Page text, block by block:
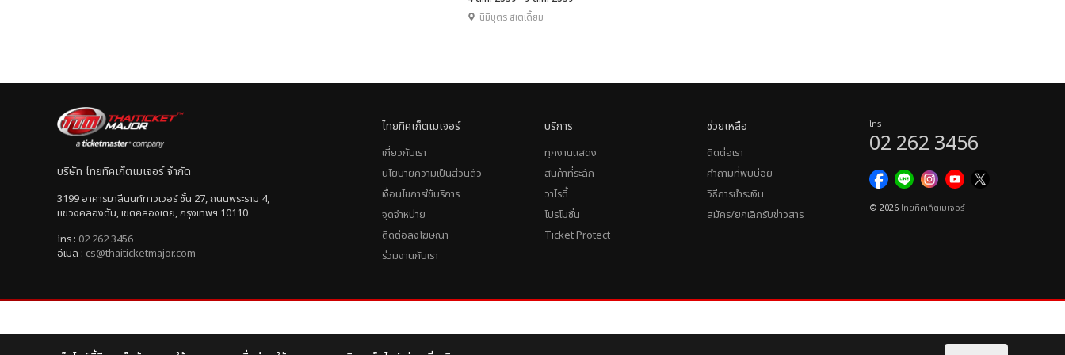
นิมิบุตร สเตเดี้ยม
บริษัท ไทยทิคเก็ตเมเจอร์ จำกัด
3199 อาคารมาลีนนท์ทาวเวอร์ ชั้น 27, ถนนพระราม 4,
แขวงคลองตัน, เขตคลองเตย, กรุงเทพฯ 10110
โทร : 02 262 3456
อีเมล : cs@thaiticketmajor.com
ไทยทิคเก็ตเมเจอร์
เกี่ยวกับเรา
นโยบายความเป็นส่วนตัว
เงื่อนไขการใช้บริการ
จุดจำหน่าย
ติดต่อลงโฆษณา
ร่วมงานกับเรา
บริการ
ทุกงานแสดง
สินค้าที่ระลึก
วาไรตี้
โปรโมชั่น
Ticket Protect
ช่วยเหลือ
ติดต่อเรา
คำถามที่พบบ่อย
วิธีการชำระเงิน
สมัคร/ยกเลิกรับข่าวสาร
โทร
02 262 3456
© 2026ไทยทิคเก็ตเมเจอร์